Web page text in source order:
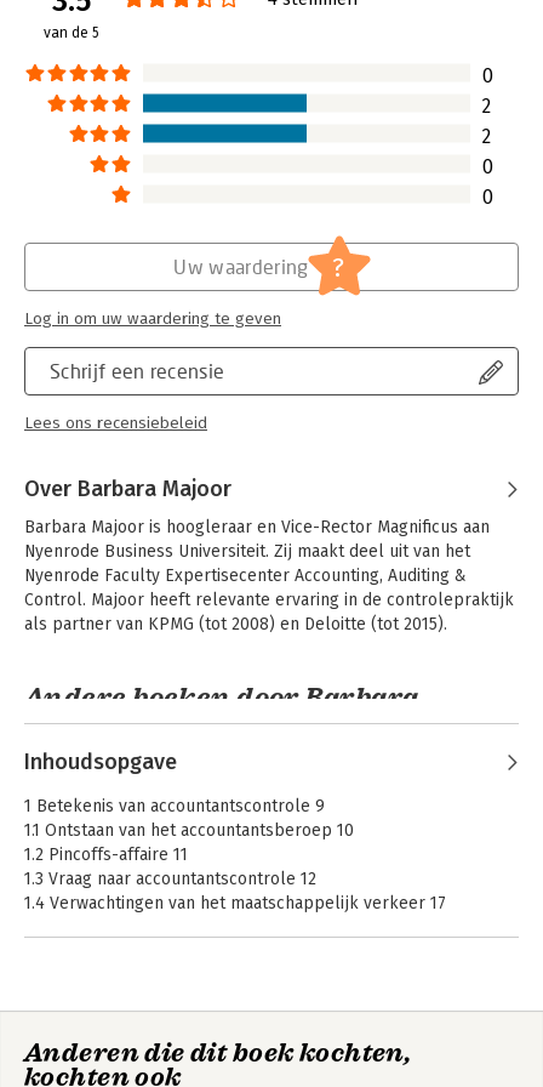
Hoofdrubriek:
van de 5
0
2
2
0
0
Schrijf een recensie
Lees ons recensiebeleid
Uw waardering ?
Log in om uw waardering te geven
Over Barbara Majoor
Barbara Majoor is hoogleraar en Vice-Rector Magnificus aan
Nyenrode Business Universiteit. Zij maakt deel uit van het
Nyenrode Faculty Expertisecenter Accounting, Auditing &
Control. Majoor heeft relevante ervaring in de controlepraktijk
als partner van KPMG (tot 2008) en Deloitte (tot 2015).
Andere boeken door Barbara
Majoor
Assurance:
Bijzondere
auditing en
assurance
Inhoudsopgave
1 Betekenis van accountantscontrole 9
1.1 Ontstaan van het accountantsberoep 10
1.2 Pincoffs-affaire 11
1.3 Vraag naar accountantscontrole 12
1.4 Verwachtingen van het maatschappelijk verkeer 17
2.3 Wettelijke regelingen voor het accountantsberoep 26
2.4 Opleiding tot accountant en permanente educatie 29
Anderen die dit boek kochten,
kochten ook